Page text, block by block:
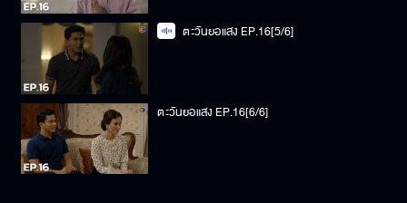
ตะวันยอแสง EP.16[5/6]
ตะวันยอแสง EP.16[6/6]